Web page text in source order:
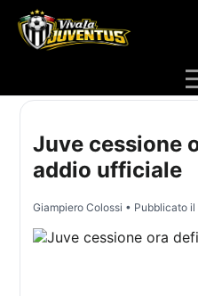
Juve cessione
addio ufficiale
Giampiero Colossi • Pubblicato il